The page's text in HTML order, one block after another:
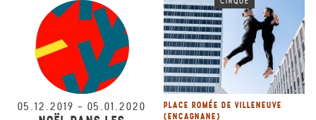
05.12.2019 – 05.01.2020
PLACE ROMÉE DE VILLENEUVE
(ENCAGNANE)